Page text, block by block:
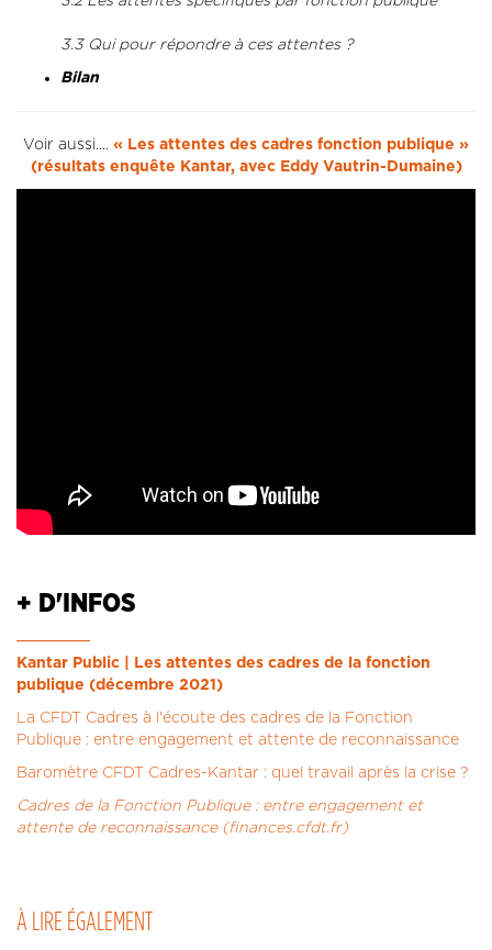
3.3 Qui pour répondre à ces attentes ?
Bilan
Voir aussi.... « Les attentes des cadres fonction publique »
(résultats enquête Kantar, avec Eddy Vautrin-Dumaine)
+ D'INFOS
Kantar Public | Les attentes des cadres de la fonction
publique (décembre 2021)
La CFDT Cadres à l'écoute des cadres de la Fonction
Publique : entre engagement et attente de reconnaissance
Baromètre CFDT Cadres-Kantar : quel travail après la crise ?
Cadres de la Fonction Publique : entre engagement et
attente de reconnaissance (finances.cfdt.fr)
À LIRE ÉGALEMENT